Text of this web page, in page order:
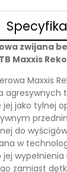
zwijana
Maxxis
Maxxis
agresywnych
jako tylnej
do
w
jej
zamiast